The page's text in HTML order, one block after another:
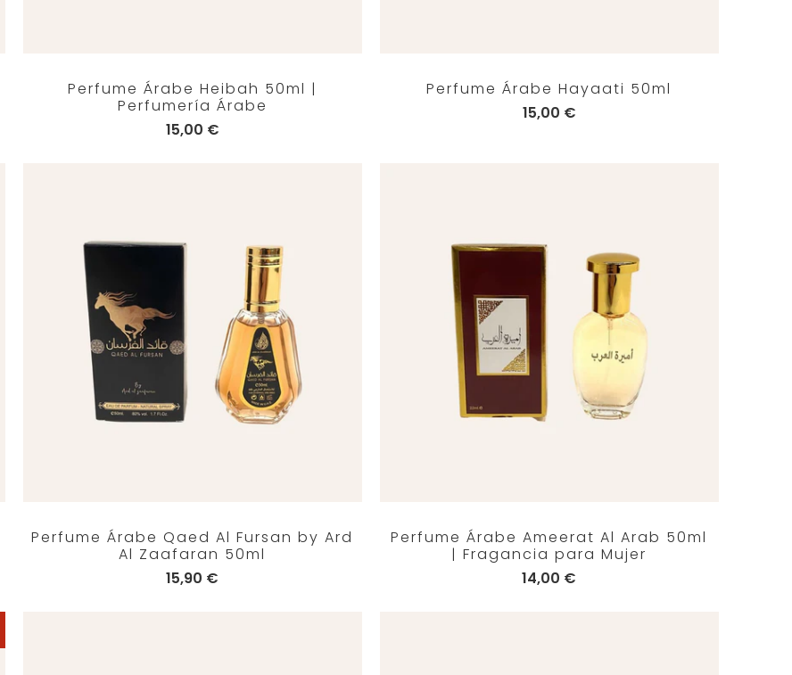
Perfume Árabe Heibah 50ml |
Perfumería Árabe
15,00 €
Perfume Árabe Hayaati 50ml
15,00 €
Perfume Árabe Qaed Al Fursan by Ard
Al Zaafaran 50ml
15,90 €
Perfume Árabe Ameerat Al Arab 50ml
| Fragancia para Mujer
14,00 €